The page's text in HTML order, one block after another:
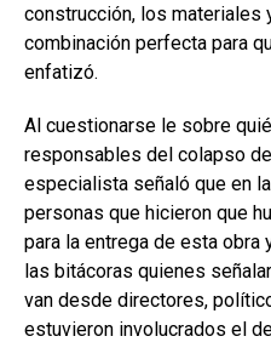
construcción, los materiales
combinación perfecta para
enfatizó.
Al cuestionarse le sobre
responsables del colapso
especialista señaló que en
personas que hicieron que
para la entrega de esta obra
las bitácoras quienes
van desde directores,
estuvieron involucrados el